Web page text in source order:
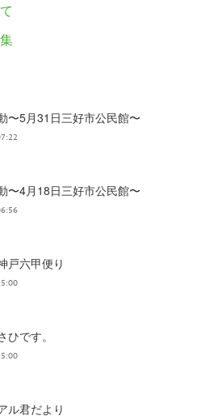
〜5月31日三好市公民館〜
〜4月18日三好市公民館〜
戸六甲便り
ひです。
ル君だより